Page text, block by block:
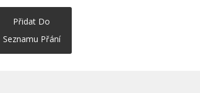
Přidat Do
Seznamu Přání